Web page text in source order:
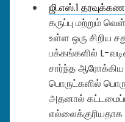
ஜி.எஸ்.1
கருப்பு மற்றும்
உள்ள ஒரு சிறிய
பக்கங்களில் L-
சார்ந்த ஆரோக்கிய
பொருட்களில்
அதனால்
எல்லைக்குரியதாக